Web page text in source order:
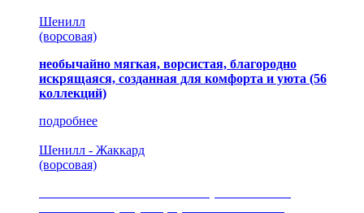
Шенилл
(ворсовая)
необычайно мягкая, ворсистая, благородно
искрящаяся, созданная для комфорта и уюта (56
коллекций)
подробнее
Шенилл - Жаккард
(ворсовая)